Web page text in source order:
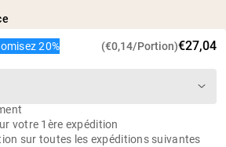
à partir de sources végétales
que la supplémentation peut
musculaire et améliorer le
sans soja, sans OGM
ou colorants artificiels
20% (€0,14/Portion)€27,04
votre 1ère expédition
sur toutes les expéditions suivantes